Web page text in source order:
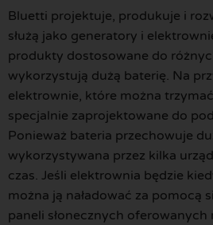
Bluetti projektuje, produkuje i
służą jako generatory i
produkty dostosowane do
wykorzystują dużą baterię. Na
elektrownie, które można trzymać
specjalnie zaprojektowane do
Ponieważ bateria przechowuje
wykorzystywana przez kilka
czas. Jeśli elektrownia będzie
można ją naładować za pomocą
paneli słonecznych